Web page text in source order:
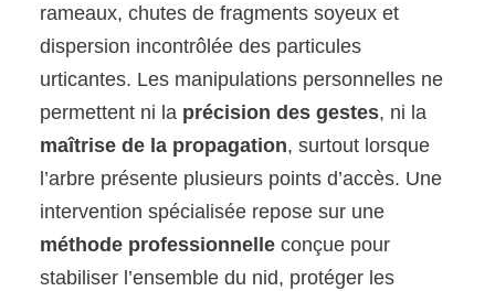
rameaux, chutes de fragments soyeux et
dispersion incontrôlée des particules
urticantes. Les manipulations personnelles ne
permettent ni la précision des gestes, ni la
maîtrise de la propagation, surtout lorsque
l’arbre présente plusieurs points d’accès. Une
intervention spécialisée repose sur une
méthode professionnelle conçue pour
stabiliser l’ensemble du nid, protéger les